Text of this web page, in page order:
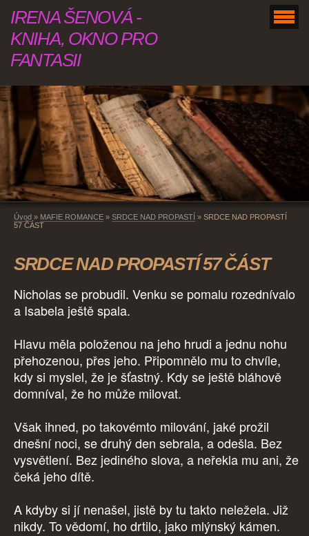
IRENA ŠENOVÁ -
KNIHA, OKNO PRO
FANTASII
Úvod » MAFIE ROMANCE » SRDCE NAD PROPASTÍ » SRDCE NAD PROPASTÍ
57 ČÁST
SRDCE NAD PROPASTÍ 57 ČÁST
Nicholas se probudil. Venku se pomalu rozednívalo
a Isabela ještě spala.
Hlavu měla položenou na jeho hrudi a jednu nohu
přehozenou, přes jeho. Připomnělo mu to chvíle,
kdy si myslel, že je šťastný. Kdy se ještě bláhově
domníval, že ho může milovat.
Však ihned, po takovémto milování, jaké prožil
dnešní noci, se druhý den sebrala, a odešla. Bez
vysvětlení. Bez jediného slova, a neřekla mu ani, že
čeká jeho dítě.
A kdyby si jí nenašel, jistě by tu takto neležela. Již
nikdy. To vědomí, ho drtilo, jako mlýnský kámen.